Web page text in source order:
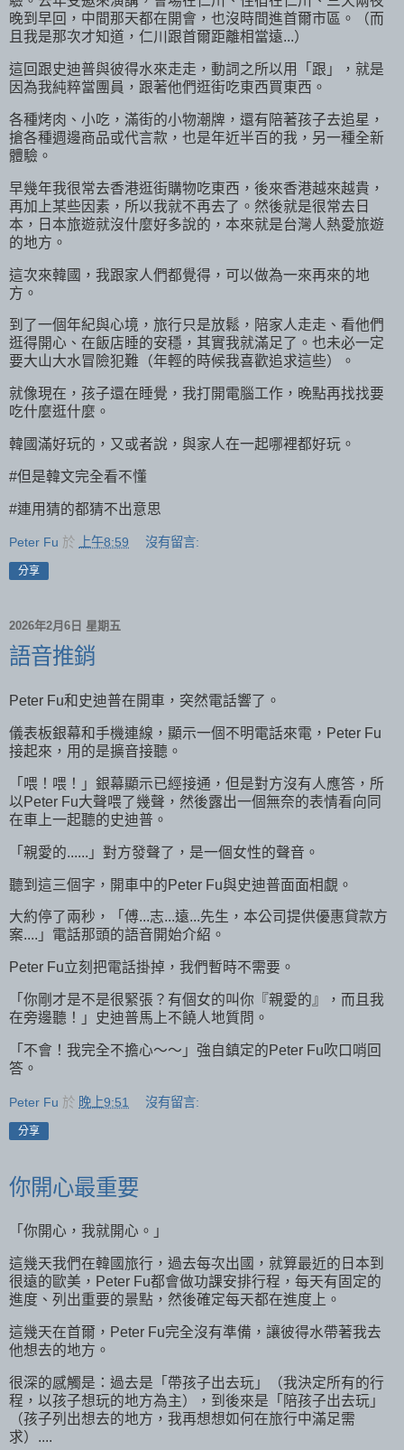
晚到早回，中間那天都在開會，也沒時間進首爾市區。（而
且我是那次才知道，仁川跟首爾距離相當遠...）
這回跟史迪普與彼得水來走走，動詞之所以用「跟」，就是
因為我純粹當團員，跟著他們逛街吃東西買東西。
各種烤肉、小吃，滿街的小物潮牌，還有陪著孩子去追星，
搶各種週邊商品或代言款，也是年近半百的我，另一種全新
體驗。
早幾年我很常去香港逛街購物吃東西，後來香港越來越貴，
再加上某些因素，所以我就不再去了。然後就是很常去日
本，日本旅遊就沒什麼好多說的，本來就是台灣人熱愛旅遊
的地方。
這次來韓國，我跟家人們都覺得，可以做為一來再來的地
方。
到了一個年紀與心境，旅行只是放鬆，陪家人走走、看他們
逛得開心、在飯店睡的安穩，其實我就滿足了。也未必一定
要大山大水冒險犯難（年輕的時候我喜歡追求這些）。
就像現在，孩子還在睡覺，我打開電腦工作，晚點再找找要
吃什麼逛什麼。
韓國滿好玩的，又或者說，與家人在一起哪裡都好玩。
#但是韓文完全看不懂
#連用猜的都猜不出意思
Peter Fu 於 上午8:59 沒有留言:
分享
2026年2月6日 星期五
語音推銷
Peter Fu和史迪普在開車，突然電話響了。
儀表板銀幕和手機連線，顯示一個不明電話來電，Peter Fu
接起來，用的是擴音接聽。
「喂！喂！」銀幕顯示已經接通，但是對方沒有人應答，所
以Peter Fu大聲喂了幾聲，然後露出一個無奈的表情看向同
在車上一起聽的史迪普。
「親愛的......」對方發聲了，是一個女性的聲音。
聽到這三個字，開車中的Peter Fu與史迪普面面相覷。
大約停了兩秒，「傅...志...遠...先生，本公司提供優惠貸款方
案....」電話那頭的語音開始介紹。
Peter Fu立刻把電話掛掉，我們暫時不需要。
「你剛才是不是很緊張？有個女的叫你『親愛的』，而且我
在旁邊聽！」史迪普馬上不饒人地質問。
「不會！我完全不擔心～～」強自鎮定的Peter Fu吹口哨回
答。
Peter Fu 於 晚上9:51 沒有留言:
分享
你開心最重要
「你開心，我就開心。」
這幾天我們在韓國旅行，過去每次出國，就算最近的日本到
很遠的歐美，Peter Fu都會做功課安排行程，每天有固定的
進度、列出重要的景點，然後確定每天都在進度上。
這幾天在首爾，Peter Fu完全沒有準備，讓彼得水帶著我去
他想去的地方。
很深的感觸是：過去是「帶孩子出去玩」（我決定所有的行
程，以孩子想玩的地方為主），到後來是「陪孩子出去玩」
（孩子列出想去的地方，我再想想如何在旅行中滿足需
求）....